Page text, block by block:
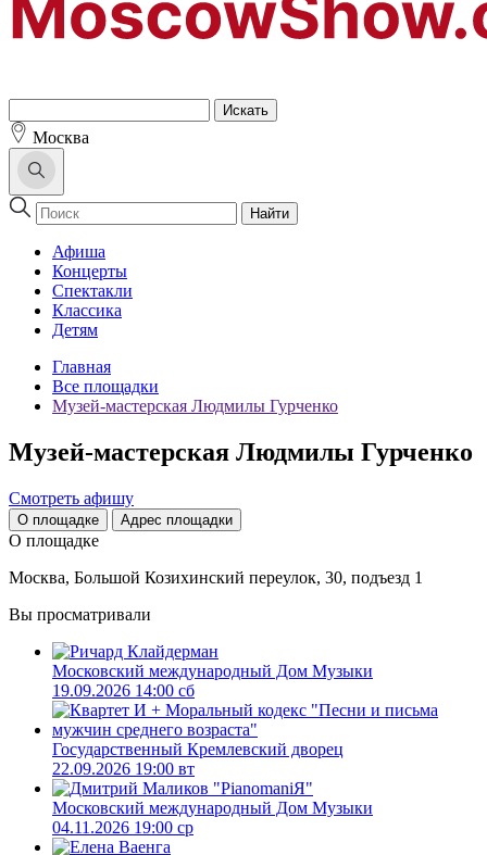
Москва
Найти
Афиша
Концерты
Спектакли
Классика
Детям
Главная
Все площадки
Музей-мастерская Людмилы Гурченко
Музей-мастерская Людмилы Гурченко
Cмотреть афишу
О площадке Адрес площадки
О площадке
Москва, Большой Козихинский переулок, 30, подъезд 1
Вы просматривали
Московский международный Дом Музыки
19.09.2026 14:00 сб
Государственный Кремлевский дворец
22.09.2026 19:00 вт
Московский международный Дом Музыки
04.11.2026 19:00 ср